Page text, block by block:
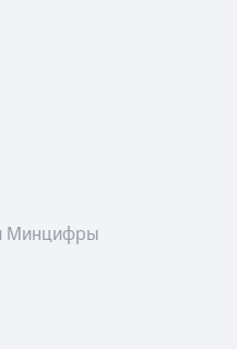
Минцифры